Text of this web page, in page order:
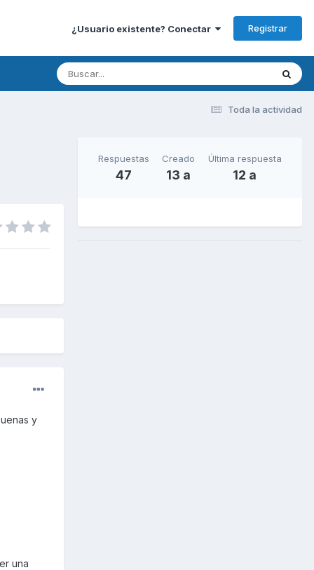
¿Usuario existente? Conectar Registrar
Toda la actividad
y
una
Respuestas
47
Creado
13 a
Última respuesta
12 a